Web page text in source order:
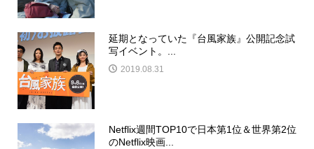
延期となっていた『台風家族』公開記念試
写イベント。...
2019.08.31
Netflix週間TOP10で日本第1位＆世界第2位
のNetflix映画...